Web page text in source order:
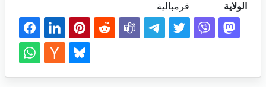
الولاية قرمبالية